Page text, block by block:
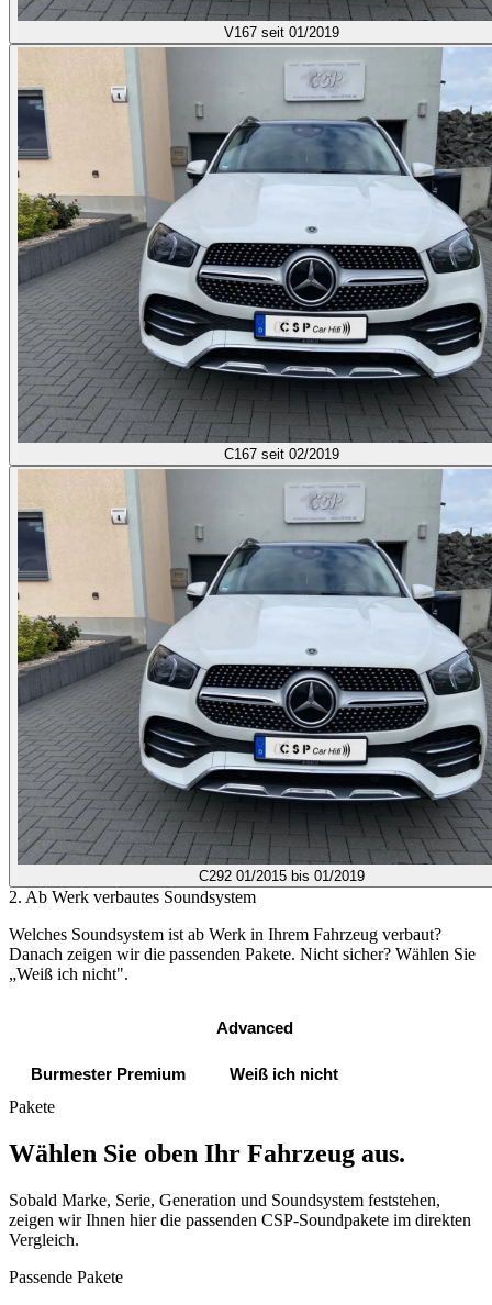
V167 seit 01/2019
C167 seit 02/2019
C292 01/2015 bis 01/2019
2. Ab Werk verbautes Soundsystem
Welches Soundsystem ist ab Werk in Ihrem Fahrzeug verbaut?
Danach zeigen wir die passenden Pakete. Nicht sicher? Wählen Sie
„Weiß ich nicht".
Advanced
Burmester Premium
Weiß ich nicht
Pakete
Wählen Sie oben Ihr Fahrzeug aus.
Sobald Marke, Serie, Generation und Soundsystem feststehen,
zeigen wir Ihnen hier die passenden CSP-Soundpakete im direkten
Vergleich.
Passende Pakete